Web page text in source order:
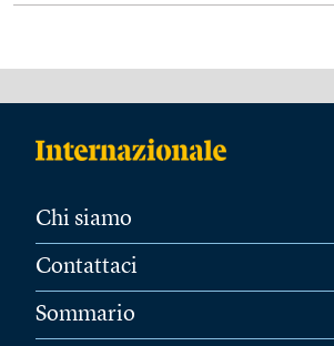
Chi siamo
Contattaci
Sommario